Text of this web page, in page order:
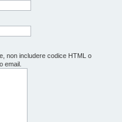
non includere codice HTML o
email.